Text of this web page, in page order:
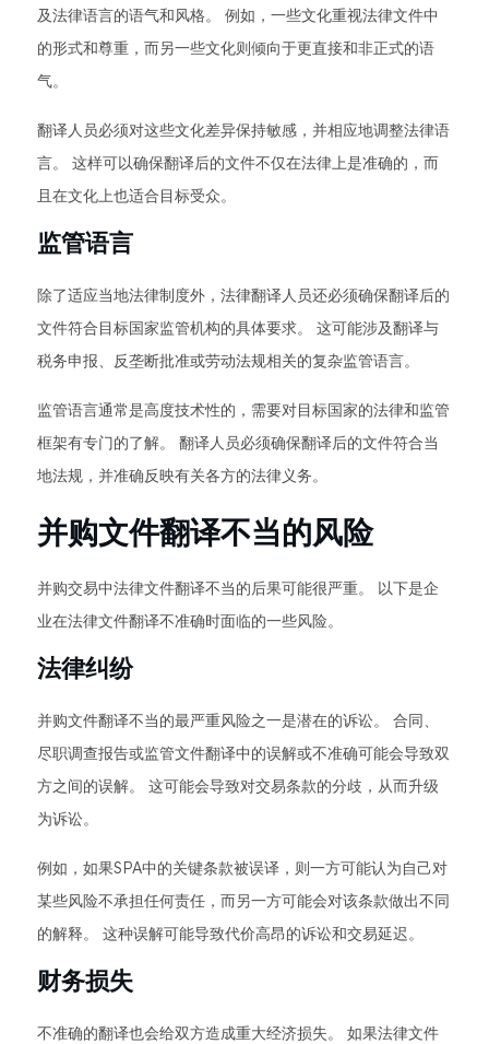
及法律语言的语气和风格。 例如，一些文化重视法律文件中
的形式和尊重，而另一些文化则倾向于更直接和非正式的语
气。
翻译人员必须对这些文化差异保持敏感，并相应地调整法律语
言。 这样可以确保翻译后的文件不仅在法律上是准确的，而
且在文化上也适合目标受众。
监管语言
除了适应当地法律制度外，法律翻译人员还必须确保翻译后的
文件符合目标国家监管机构的具体要求。 这可能涉及翻译与
税务申报、反垄断批准或劳动法规相关的复杂监管语言。
监管语言通常是高度技术性的，需要对目标国家的法律和监管
框架有专门的了解。 翻译人员必须确保翻译后的文件符合当
地法规，并准确反映有关各方的法律义务。
并购文件翻译不当的风险
并购交易中法律文件翻译不当的后果可能很严重。 以下是企
业在法律文件翻译不准确时面临的一些风险。
法律纠纷
并购文件翻译不当的最严重风险之一是潜在的诉讼。 合同、
尽职调查报告或监管文件翻译中的误解或不准确可能会导致双
方之间的误解。 这可能会导致对交易条款的分歧，从而升级
为诉讼。
例如，如果SPA中的关键条款被误译，则一方可能认为自己对
某些风险不承担任何责任，而另一方可能会对该条款做出不同
的解释。 这种误解可能导致代价高昂的诉讼和交易延迟。
财务损失
不准确的翻译也会给双方造成重大经济损失。 如果法律文件